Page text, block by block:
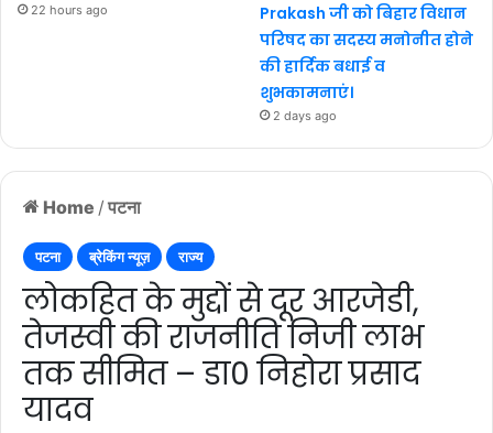
Home / पटना
पटना ब्रेकिंग न्यूज़ राज्य
लोकहित के मुद्दों से दूर आरजेडी,
तेजस्वी की राजनीति निजी लाभ
तक सीमित – डा0 निहोरा प्रसाद
यादव
22 hours ago
Prakash जी को बिहार विधान
परिषद का सदस्य मनोनीत होने
की हार्दिक बधाई व
शुभकामनाएं।
2 days ago